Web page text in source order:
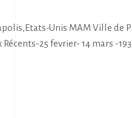
Unis MAM Ville de
25 fevrier- 14 mars -